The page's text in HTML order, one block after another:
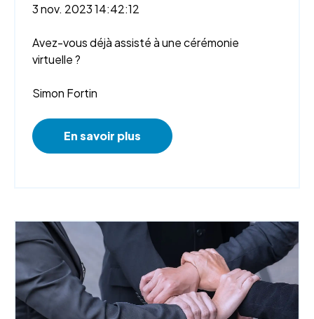
3 nov. 2023 14:42:12
Avez-vous déjà assisté à une cérémonie
virtuelle ?
Simon Fortin
En savoir plus